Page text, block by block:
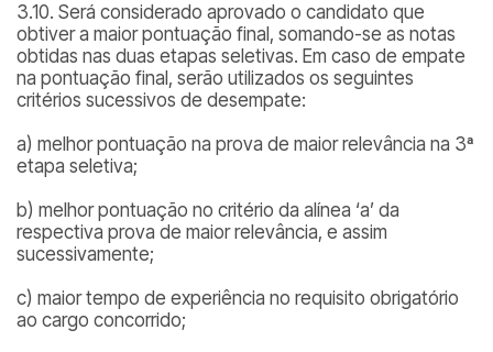
3.10. Será considerado aprovado o candidato que
obtiver a maior pontuação final, somando-se as notas
obtidas nas duas etapas seletivas. Em caso de empate
na pontuação final, serão utilizados os seguintes
critérios sucessivos de desempate:
a) melhor pontuação na prova de maior relevância na 3ª
etapa seletiva;
b) melhor pontuação no critério da alínea ‘a’ da
respectiva prova de maior relevância, e assim
sucessivamente;
c) maior tempo de experiência no requisito obrigatório
ao cargo concorrido;